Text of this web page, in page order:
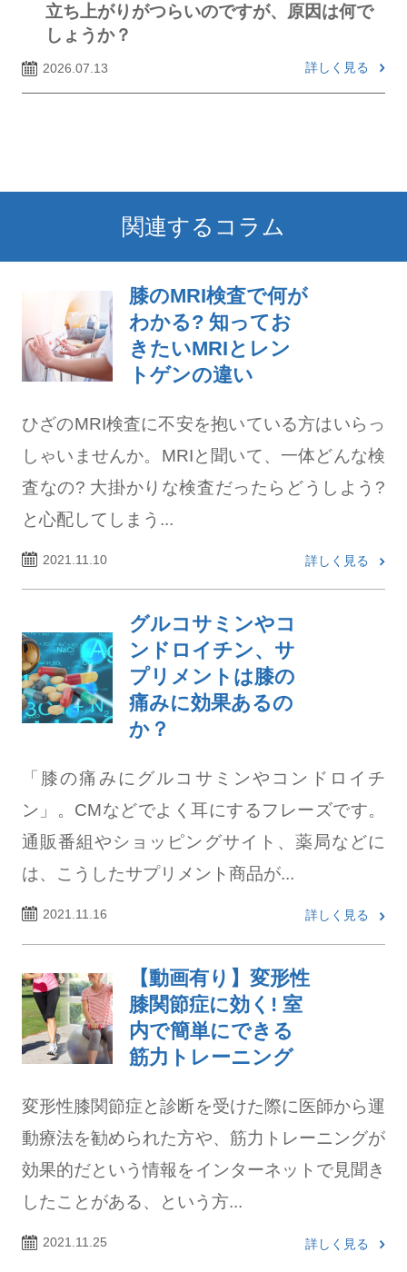
立ち上がりがつらいのですが、原因は何で
しょうか？
2026.07.13 詳しく見る
関連するコラム
膝のMRI検査で何が
わかる? 知ってお
きたいMRIとレン
トゲンの違い
ひざのMRI検査に不安を抱いている方はいらっ
しゃいませんか。MRIと聞いて、一体どんな検
査なの? 大掛かりな検査だったらどうしよう?
と心配してしまう...
2021.11.10 詳しく見る
グルコサミンやコ
ンドロイチン、サ
プリメントは膝の
痛みに効果あるの
か？
「膝の痛みにグルコサミンやコンドロイチ
ン」。CMなどでよく耳にするフレーズです。
通販番組やショッピングサイト、薬局などに
は、こうしたサプリメント商品が...
2021.11.16 詳しく見る
【動画有り】変形性
膝関節症に効く! 室
内で簡単にできる
筋力トレーニング
変形性膝関節症と診断を受けた際に医師から運
動療法を勧められた方や、筋力トレーニングが
効果的だという情報をインターネットで見聞き
したことがある、という方...
2021.11.25 詳しく見る